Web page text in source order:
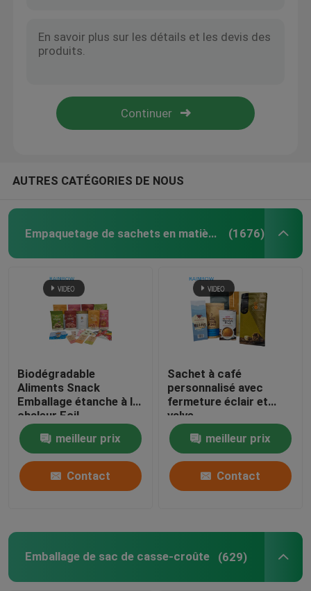
AUTRES CATÉGORIES DE NOUS
Empaquetage de sachets en matière plastique (1676)
Biodégradable
Aliments Snack
Emballage étanche à la
chaleur Foil
d'aluminium sac
fermeture à glissière
Pour les noix Thé Café
Nourriture pour
animaux de compagnie
meilleur prix
Contact
Sachet à café
personnalisé avec
fermeture éclair et
valve
meilleur prix
Contact
Emballage de sac de casse-croûte (629)